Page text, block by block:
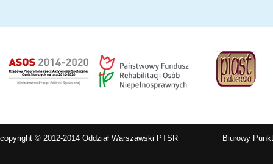
copyright © 2012-2014 Oddział Warszawski PTSR Biurowy